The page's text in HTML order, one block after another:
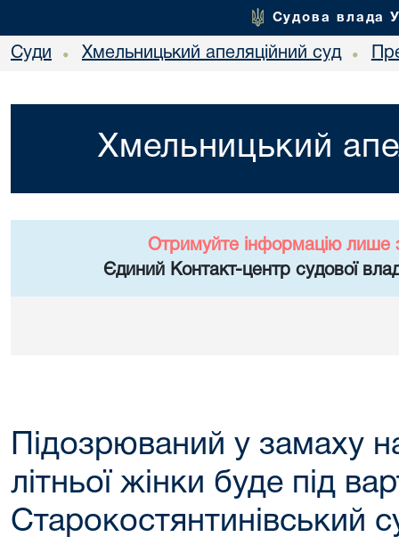
Судова влада
Суди • Хмельницький апеляційний суд •
Хмельницький
Отримуйте інформацію лише
Єдиний Контакт-центр судової
Підозрюваний у замаху
літньої жінки буде під
Старокостянтинівський